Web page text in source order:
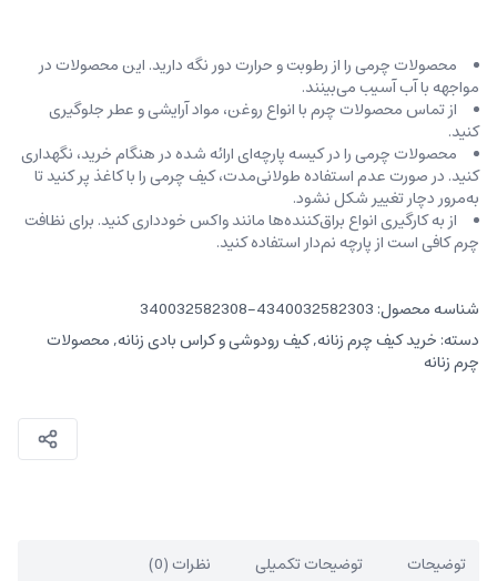
محصولات چرمی را از رطوبت و حرارت دور نگه دارید. این محصولات در
مواجهه با آب آسیب می‌بینند.
از تماس محصولات چرم با انواع روغن‌، مواد آرایشی و عطر جلوگیری
کنید.
محصولات چرمی را در کیسه‌ پارچه‌ای ارائه شده در هنگام خرید، ‌نگهداری
کنید. در صورت عدم استفاده طولانی‌مدت، کیف‌ چرمی را با کاغذ پر کنید تا
به‌مرور دچار تغییر شکل نشود.
از به کارگیری انواع براق‌کننده‌ها مانند واکس خودداری کنید. برای نظافت
چرم کافی است از پارچه‌ نم‌دار استفاده کنید.
شناسه محصول: 4340032582303-340032582308
دسته: خرید کیف چرم زنانه,کیف رودوشی و کراس بادی زنانه,محصولات
چرم زنانه
توضیحات توضیحات تکمیلی نظرات (0)